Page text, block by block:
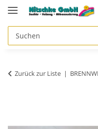
Zurück zur Liste